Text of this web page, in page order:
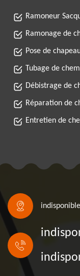
Ramoneur
Ramonage de
Pose de
Tubage de
Débistrage de
Réparation de
Entretien de
indisponible